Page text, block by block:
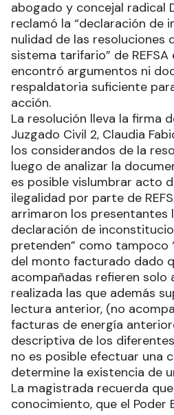
abogado y concejal radical
reclamó la “declaración de
nulidad de las resoluciones
sistema tarifario” de
encontró argumentos ni
respaldatoria suficiente
acción.
La resolución lleva la firma
Juzgado Civil 2, Claudia
los considerandos de la
luego de analizar la
es posible vislumbrar acto
ilegalidad por parte de
arrimaron los presentantes
declaración de
pretenden” como tampoco
del monto facturado dado
acompañadas refieren solo
realizada las que además
lectura anterior, (no
facturas de energía
descriptiva de los
no es posible efectuar una
determine la existencia de
La magistrada recuerda
conocimiento, que el Poder